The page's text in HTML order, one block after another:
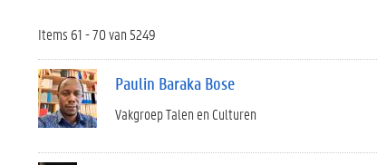
Items 61 - 70 van 5249
Paulin Baraka Bose
Vakgroep Talen en Culturen